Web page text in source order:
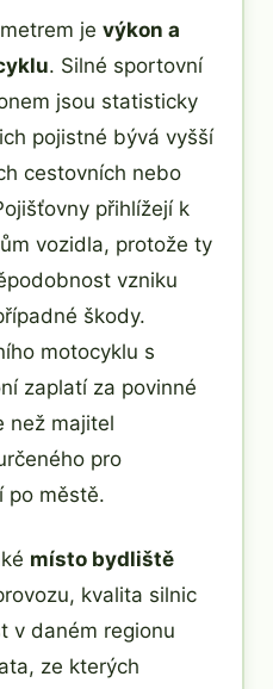
je výkon a
. Silné sportovní
jsou statisticky
pojistné bývá vyšší
cestovních nebo
přihlížejí k
vozidla, protože ty
vzniku
škody.
motocyklu s
zaplatí za povinné
než majitel
pro
po městě.
místo bydliště
kvalita silnic
v daném regionu
ze kterých